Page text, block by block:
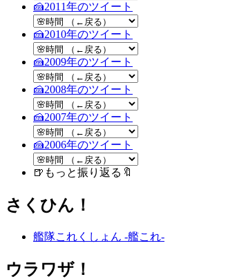
🍰2011年のツイート
🍰2010年のツイート
🍰2009年のツイート
🍰2008年のツイート
🍰2007年のツイート
🍰2006年のツイート
🍺もっと振り返る🔖
さくひん！
艦隊これくしょん -艦これ-
ウラワザ！